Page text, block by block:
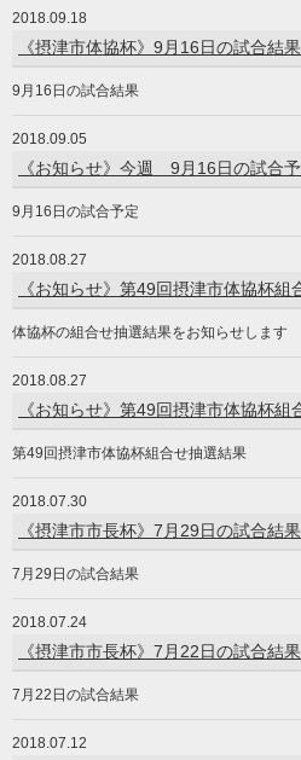
2018.09.18
《摂津市体協杯》9月16日の試合結果
9月16日の試合結果
2018.09.05
《お知らせ》今週 9月16日の試合予
9月16日の試合予定
2018.08.27
《お知らせ》第49回摂津市体協杯組
体協杯の組合せ抽選結果をお知らせします
2018.08.27
《お知らせ》第49回摂津市体協杯組
第49回摂津市体協杯組合せ抽選結果
2018.07.30
《摂津市市長杯》7月29日の試合結果
7月29日の試合結果
2018.07.24
《摂津市市長杯》7月22日の試合結果
7月22日の試合結果
2018.07.12